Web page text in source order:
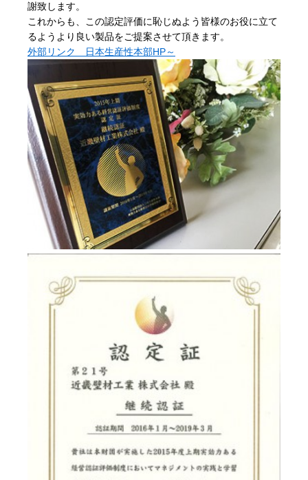
謝致します。
これからも、この認定評価に恥じぬよう皆様のお役に立て
るようより良い製品をご提案させて頂きます。
外部リンク 日本生産性本部HP～